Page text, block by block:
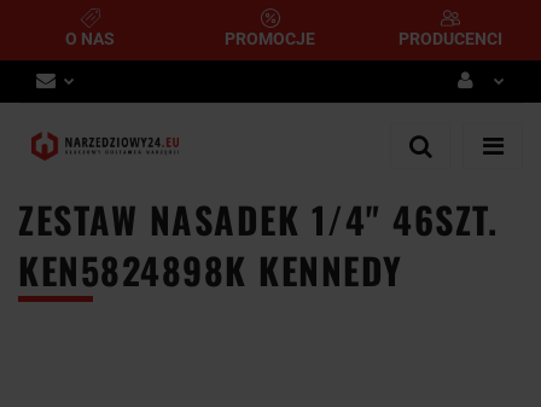
O NAS PROMOCJE PRODUCENCI
Zaloguj się
Dodaj zgłoszenie
ZESTAW NASADEK 1/4" 46SZT.
KEN5824898K KENNEDY